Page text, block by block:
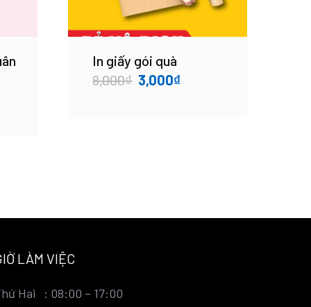
In giấy gói quà
8,000₫ Original
3,000₫Current
LÀM VIỆC
Hai : 08:00 – 17:00